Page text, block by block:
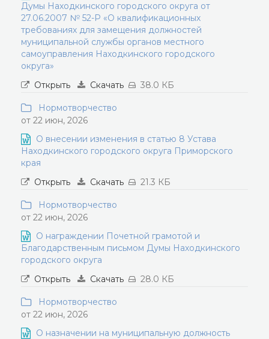
Думы Находкинского городского округа от
27.06.2007 № 52-Р «О квалификационных
требованиях для замещения должностей
муниципальной службы органов местного
самоуправления Находкинского городского
округа»
Открыть
Скачать 38.0 КБ
Нормотворчество
от 22 июн, 2026
О внесении изменения в статью 8 Устава
Находкинского городского округа Приморского
края
Открыть
Скачать 21.3 КБ
Нормотворчество
от 22 июн, 2026
О награждении Почетной грамотой и
Благодарственным письмом Думы Находкинского
городского округа
Открыть
Скачать 28.0 КБ
Нормотворчество
от 22 июн, 2026
О назначении на муниципальную должность